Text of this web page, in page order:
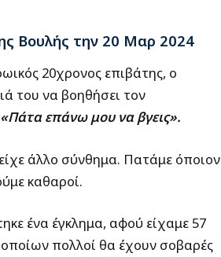
Βουλής την 20 Μαρ 2024
20χρονος επιβάτης, ο
του να βοηθήσει τον
επάνω μου να βγεις».
άλλο σύνθημα. Πατάμε όποιον
καθαροί.
ένα έγκλημα, αφού είχαμε 57
οποίων πολλοί θα έχουν σοβαρές